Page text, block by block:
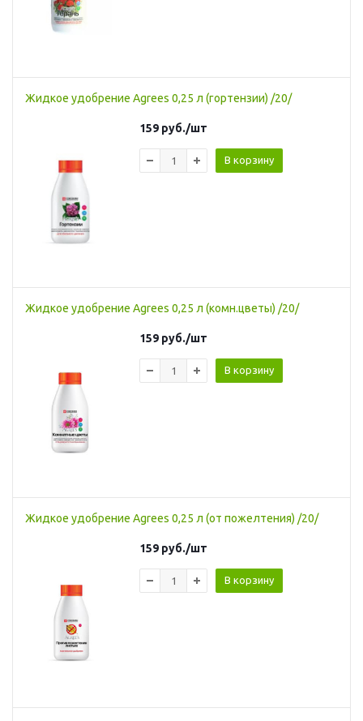
Жидкое удобрение Agrees 0,25 л (гортензии) /20/
159 руб./шт
В корзину
Жидкое удобрение Agrees 0,25 л (комн.цветы) /20/
159 руб./шт
В корзину
Жидкое удобрение Agrees 0,25 л (от пожелтения) /20/
159 руб./шт
В корзину